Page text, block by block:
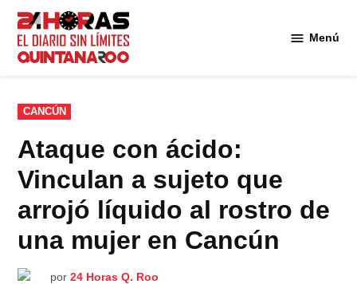
Saltar
contenido
Menú
PUBLICADO
EN
CANCÚN
Ataque con ácido:
Vinculan a sujeto que
arrojó líquido al rostro de
una mujer en Cancún
por 24 Horas Q. Roo